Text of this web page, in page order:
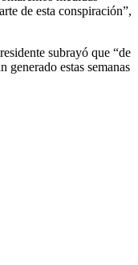
de esta conspiración”,
subrayó que “de
generado estas semanas